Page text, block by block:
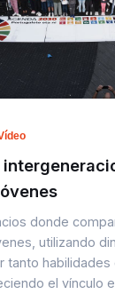
donde
utilizando
tanto
el vínculo